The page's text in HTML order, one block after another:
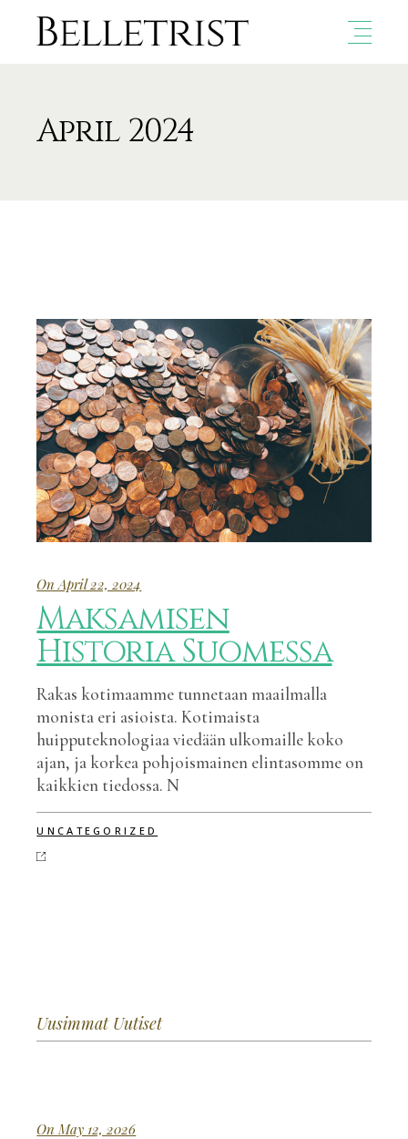
April 2024
On April 22, 2024
Maksamisen
Historia Suomessa
Rakas kotimaamme tunnetaan maailmalla
monista eri asioista. Kotimaista
huipputeknologiaa viedään ulkomaille koko
ajan, ja korkea pohjoismainen elintasomme on
kaikkien tiedossa. N
UNCATEGORIZED
Uusimmat Uutiset
On May 12, 2026